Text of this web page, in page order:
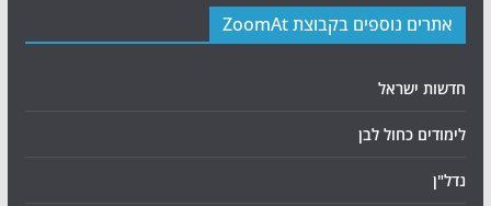
אתרים נוספים בקבוצת ZoomAt
חדשות ישראל
לימודים כחול לבן
נדל"ן